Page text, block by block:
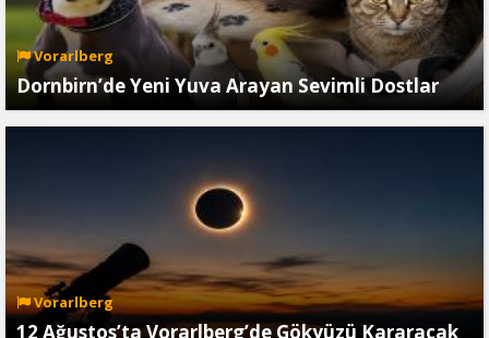
Vorarlberg
Dornbirn’de Yeni Yuva Arayan Sevimli Dostlar
Vorarlberg
12 Ağustos’ta Vorarlberg’de Gökyüzü Kararacak